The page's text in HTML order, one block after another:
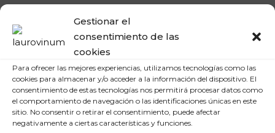
Gestionar el
consentimiento de las
cookies
Para ofrecer las mejores experiencias, utilizamos tecnologías como las
cookies para almacenar y/o acceder a la información del dispositivo. El
consentimiento de estas tecnologías nos permitirá procesar datos como
el comportamiento de navegación o las identificaciones únicas en este
sitio. No consentir o retirar el consentimiento, puede afectar
negativamente a ciertas características y funciones.
ACTUALIDAD